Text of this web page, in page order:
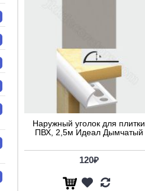
Наружный уголок для плитки
ПВХ, 2,5м Идеал Дымчатый
120₽